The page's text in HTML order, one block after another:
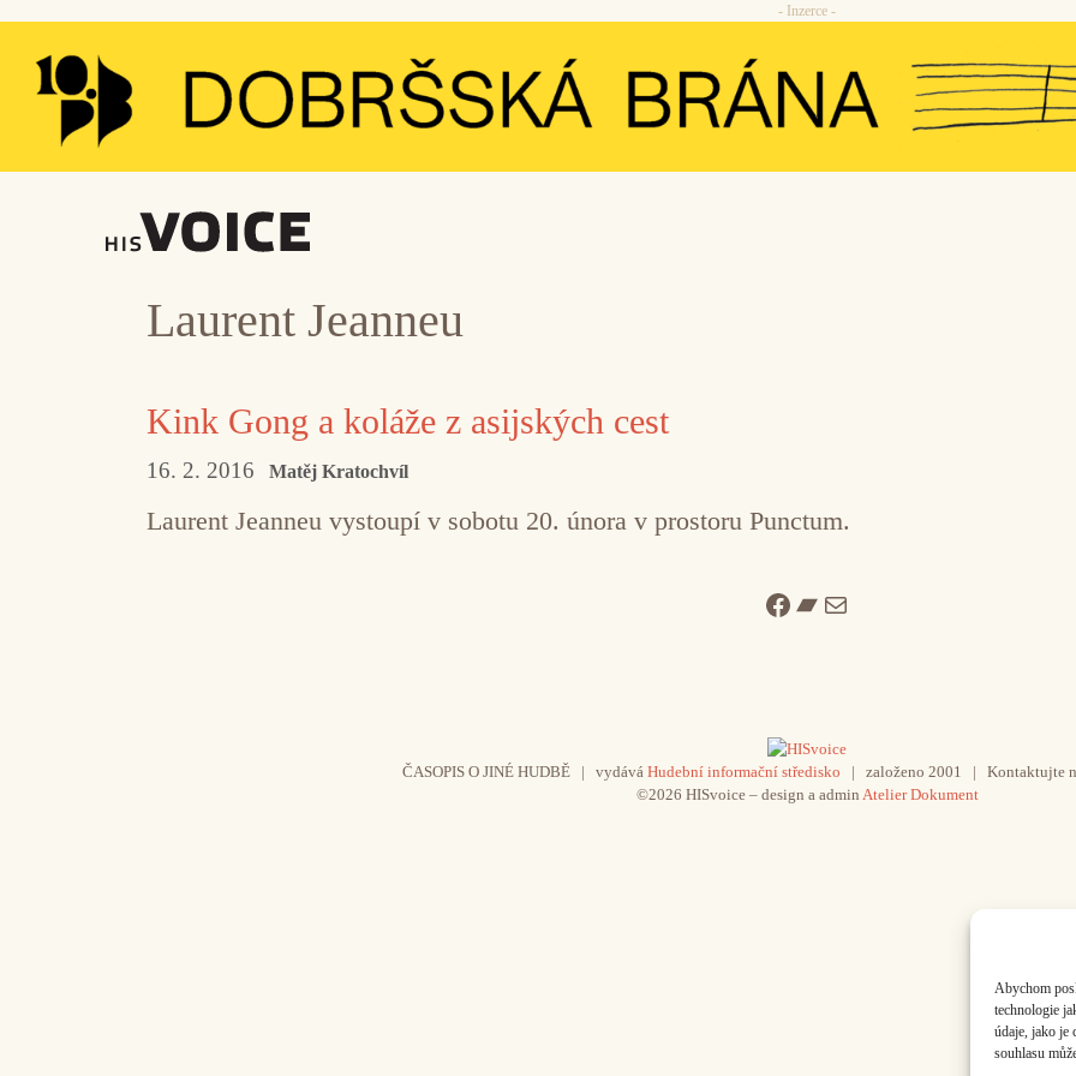
Abychom
technologie
údaje, jako je
souhlasu
Přeskočit
obsah
- Inzerce -
Laurent Jeanneu
Kink Gong a koláže z asijských cest
16. 2. 2016 Matěj Kratochvíl
Laurent Jeanneu vystoupí v sobotu 20. února v prostoru Punctum.
Facebook
Bandcamp
Mail
ČASOPIS O JINÉ HUDBĚ | vydává Hudební informační středisko | založeno 2001 | Kontaktujte
©2026 HISvoice – design a admin Atelier Dokument